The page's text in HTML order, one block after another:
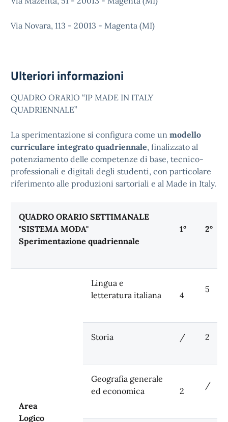
Via Novara, 113 - 20013 - Magenta (MI)
Ulteriori informazioni
QUADRO ORARIO “IP MADE IN ITALY
QUADRIENNALE”
La sperimentazione si configura come un modello
curriculare integrato quadriennale, finalizzato al
potenziamento delle competenze di base, tecnico-
professionali e digitali degli studenti, con particolare
riferimento alle produzioni sartoriali e al Made in Italy.
QUADRO ORARIO SETTIMANALE
"SISTEMA MODA"
Sperimentazione quadriennale
1° 2°
Area
Logico
Lingua e
letteratura italiana
4
5
Storia / 2
Geografia generale
ed economica
2
/